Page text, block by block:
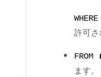
WHERE
許可さ
FROM
ます